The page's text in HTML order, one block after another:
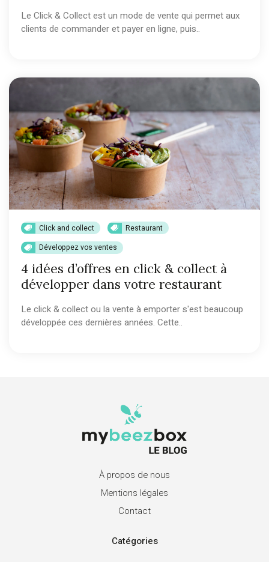
Le Click & Collect est un mode de vente qui permet aux
clients de commander et payer en ligne, puis..
Click and collect
Restaurant
Développez vos ventes
4 idées d’offres en click & collect à
développer dans votre restaurant
Le click & collect ou la vente à emporter s'est beaucoup
développée ces dernières années. Cette..
À propos de nous
Mentions légales
Contact
Catégories